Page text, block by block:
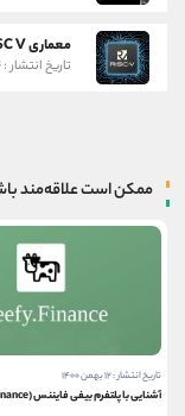
معماری RISC V
تاریخ انتشار : ۱۴ بهمن ۱۴۰۴
ممکن است علاقه‌مند
تاریخ انتشار : ۱۲ بهمن ۱۴۰۰
آشنایی با پلتفرم بیفی فایننس (Beefy Finance) و توکن BiFi